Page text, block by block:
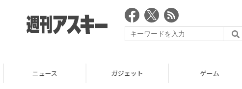
ニュース ガジェット ゲーム